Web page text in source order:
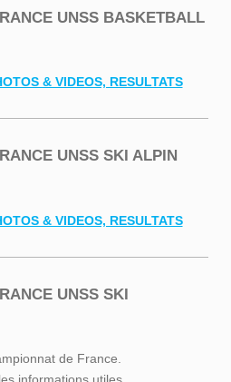
UNSS BASKETBALL
& VIDEOS, RESULTATS
UNSS SKI ALPIN
& VIDEOS, RESULTATS
UNSS SKI
de France.
informations utiles.